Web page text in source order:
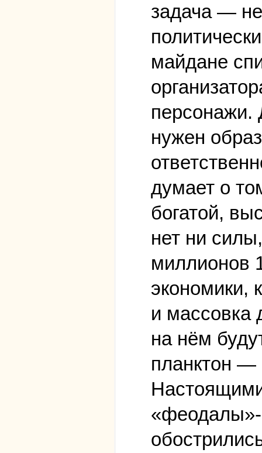
задача —
майдане
персонажи.
нужен
думает о
богатой,
нет ни
миллионов
экономики,
и массовка
на нём
планктон —
«феодалы»-